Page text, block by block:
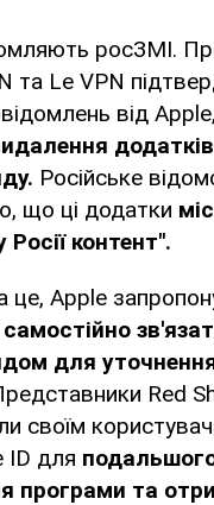
росЗМІ.
та Le VPN
від
Російське
що ці додатки
Росії контент".
це, Apple
самостійно
для
Red
своїм
ID для
програми та